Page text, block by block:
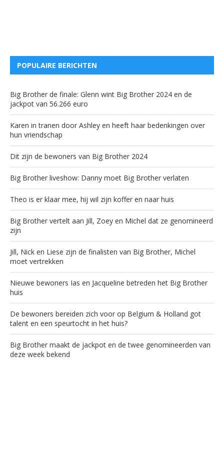
POPULAIRE BERICHTEN
Big Brother de finale: Glenn wint Big Brother 2024 en de
jackpot van 56.266 euro
Karen in tranen door Ashley en heeft haar bedenkingen over
hun vriendschap
Dit zijn de bewoners van Big Brother 2024
Big Brother liveshow: Danny moet Big Brother verlaten
Theo is er klaar mee, hij wil zijn koffer en naar huis
Big Brother vertelt aan Jill, Zoey en Michel dat ze genomineerd
zijn
Jill, Nick en Liese zijn de finalisten van Big Brother, Michel
moet vertrekken
Nieuwe bewoners Ias en Jacqueline betreden het Big Brother
huis
De bewoners bereiden zich voor op Belgium & Holland got
talent en een speurtocht in het huis?
Big Brother maakt de jackpot en de twee genomineerden van
deze week bekend